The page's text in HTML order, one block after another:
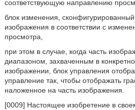
соответствующую направлению
блок изменения,
изображения в соответствии с
просмотра,
при этом в случае, когда часть
диапазоном, захваченным в
изображении, блок управления
управление так, чтобы отображать
наложенное на часть изображения.
[0009] Настоящее изобретение в